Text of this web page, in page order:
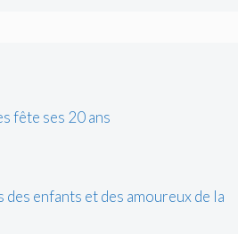
fête ses 20 ans
des enfants et des amoureux de la